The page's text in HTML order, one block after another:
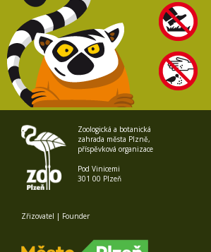
Zoologická a botanická
zahrada města Plzně,
příspěvková organizace
Pod Vinicemi
301 00 Plzeň
Zřizovatel | Founder